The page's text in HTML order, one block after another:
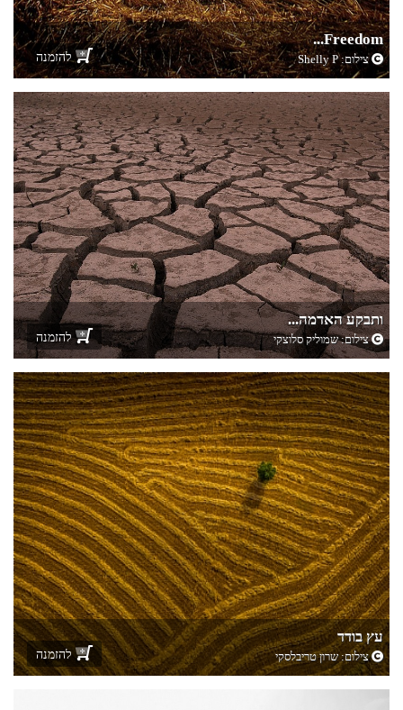
Freedom...
צילום:Shelly P להזמנה
ותבקע האדמה...
צילום:שמוליק סלוצקי להזמנה
עץ בודד
צילום:שרון טריבלסקי להזמנה